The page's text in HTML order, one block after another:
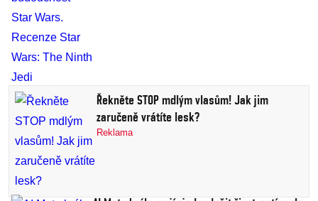
Řekněte STOP mdlým vlasům! Jak jim
zaručeně vrátíte lesk?
Reklama